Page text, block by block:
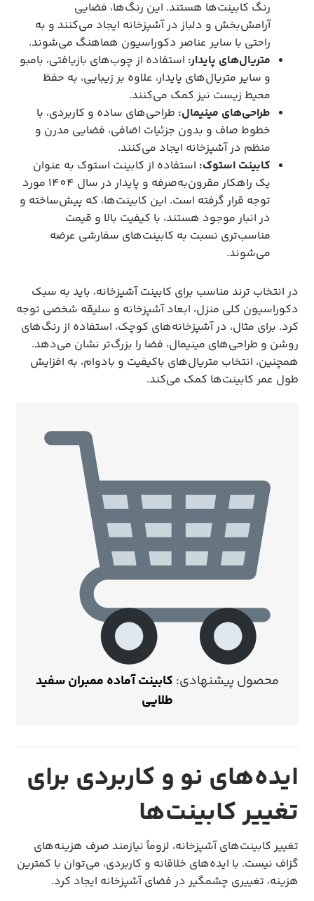
رنگ کابینت‌ها هستند. این رنگ‌ها، فضایی
آرامش‌بخش و دلباز در آشپزخانه ایجاد می‌کنند و به
راحتی با سایر عناصر دکوراسیون هماهنگ می‌شوند.
متریال‌های پایدار: استفاده از چوب‌های بازیافتی، بامبو
و سایر متریال‌های پایدار، علاوه بر زیبایی، به حفظ
محیط زیست نیز کمک می‌کنند.
طراحی‌های مینیمال: طراحی‌های ساده و کاربردی، با
خطوط صاف و بدون جزئیات اضافی، فضایی مدرن و
منظم در آشپزخانه ایجاد می‌کنند.
کابینت استوک: استفاده از کابینت استوک به عنوان
یک راهکار مقرون‌به‌صرفه و پایدار در سال 1404 مورد
توجه قرار گرفته است. این کابینت‌ها، که پیش‌ساخته و
در انبار موجود هستند، با کیفیت بالا و قیمت
مناسب‌تری نسبت به کابینت‌های سفارشی عرضه
می‌شوند.
در انتخاب ترند مناسب برای کابینت آشپزخانه، باید به سبک
دکوراسیون کلی منزل، ابعاد آشپزخانه و سلیقه شخصی توجه
کرد. برای مثال، در آشپزخانه‌های کوچک، استفاده از رنگ‌های
روشن و طراحی‌های مینیمال، فضا را بزرگ‌تر نشان می‌دهد.
همچنین، انتخاب متریال‌های باکیفیت و بادوام، به افزایش
طول عمر کابینت‌ها کمک می‌کند.
محصول پیشنهادی: کابینت آماده ممبران سفید
طلایی
ایده‌های نو و کاربردی برای
تغییر کابینت‌ها
تغییر کابینت‌های آشپزخانه، لزوماً نیازمند صرف هزینه‌های
گزاف نیست. با ایده‌های خلاقانه و کاربردی، می‌توان با کمترین
هزینه، تغییری چشمگیر در فضای آشپزخانه ایجاد کرد.